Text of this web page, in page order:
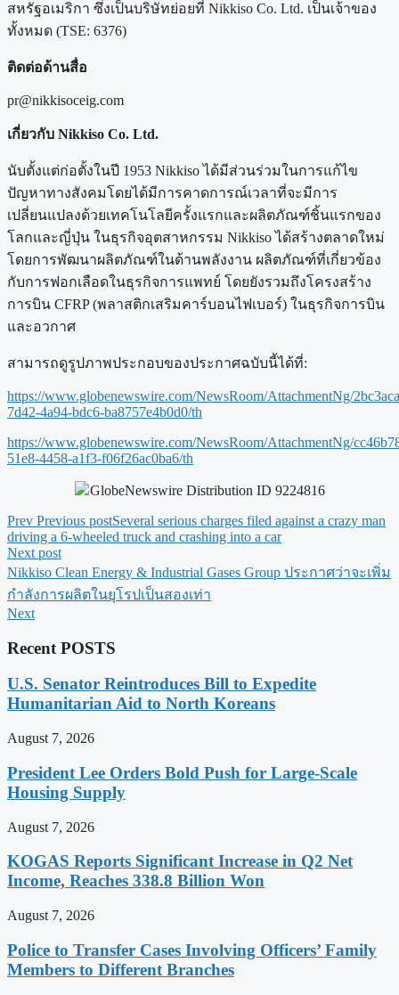
สหรัฐอเมริกา ซึ่งเป็นบริษัทย่อยที่ Nikkiso Co. Ltd. เป็นเจ้าของ
ทั้งหมด (TSE: 6376)
ติดต่อด้านสื่อ
pr@nikkisoceig.com
เกี่ยวกับ Nikkiso Co. Ltd.
นับตั้งแต่ก่อตั้งในปี 1953 Nikkiso ได้มีส่วนร่วมในการแก้ไข
ปัญหาทางสังคมโดยได้มีการคาดการณ์เวลาที่จะมีการ
เปลี่ยนแปลงด้วยเทคโนโลยีครั้งแรกและผลิตภัณฑ์ชิ้นแรกของ
โลกและญี่ปุ่น ในธุรกิจอุตสาหกรรม Nikkiso ได้สร้างตลาดใหม่
โดยการพัฒนาผลิตภัณฑ์ในด้านพลังงาน ผลิตภัณฑ์ที่เกี่ยวข้อง
กับการฟอกเลือดในธุรกิจการแพทย์ โดยยังรวมถึงโครงสร้าง
การบิน CFRP (พลาสติกเสริมคาร์บอนไฟเบอร์) ในธุรกิจการบิน
และอวกาศ
สามารถดูรูปภาพประกอบของประกาศฉบับนี้ได้ที่:
https://www.globenewswire.com/NewsRoom/AttachmentNg/
7d42-4a94-bdc6-ba8757e4b0d0/th
https://www.globenewswire.com/NewsRoom/AttachmentNg/
51e8-4458-a1f3-f06f26ac0ba6/th
GlobeNewswire Distribution ID 9224816
Prev Previous postSeveral serious charges filed against a crazy man
driving a 6-wheeled truck and crashing into a car
Next post
Nikkiso Clean Energy & Industrial Gases Group ประกาศว่าจะเพิ่ม
กำลังการผลิตในยุโรปเป็นสองเท่า
Next
Recent POSTS
U.S. Senator Reintroduces Bill to Expedite
Humanitarian Aid to North Koreans
August 7, 2026
President Lee Orders Bold Push for Large-Scale
Housing Supply
August 7, 2026
KOGAS Reports Significant Increase in Q2 Net
Income, Reaches 338.8 Billion Won
August 7, 2026
Police to Transfer Cases Involving Officers’ Family
Members to Different Branches